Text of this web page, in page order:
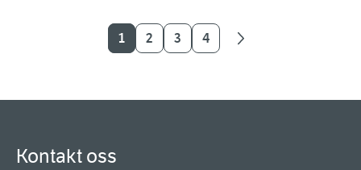
1 2 3 4
Kontakt oss